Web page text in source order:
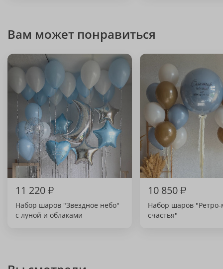
Вам может понравиться
11 220₽
Набор шаров "Звездное небо"
с луной и облаками
10 850₽
Набор шаров "Ретро-
счастья"